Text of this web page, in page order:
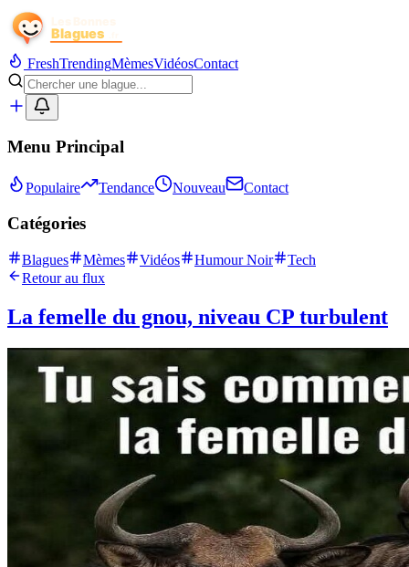
FreshTrendingMèmesVidéosContact
Menu Principal
Populaire Tendance Nouveau Contact
Catégories
Blagues Mèmes Vidéos Humour Noir
Tech
Retour au flux
La femelle du gnou, niveau CP turbulent